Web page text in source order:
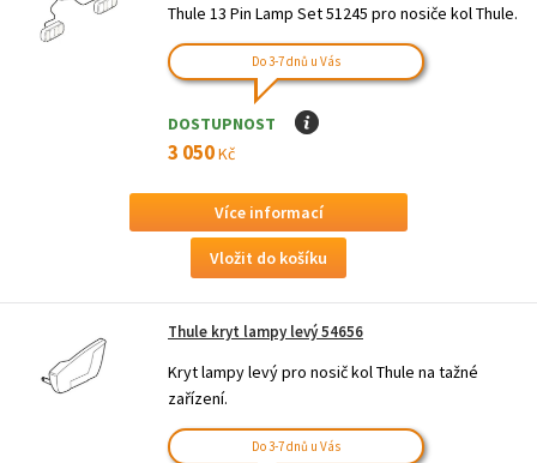
Thule 13 Pin Lamp Set 51245 pro nosiče kol Thule.
Do 3-7 dnů u Vás
DOSTUPNOST I
3 050Kč
Více informací
Thule kryt lampy levý 54656
Kryt lampy levý pro nosič kol Thule na tažné
zařízení.
Do 3-7 dnů u Vás